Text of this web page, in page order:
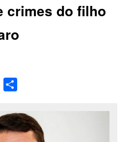
crimes do filho
WhatsApp